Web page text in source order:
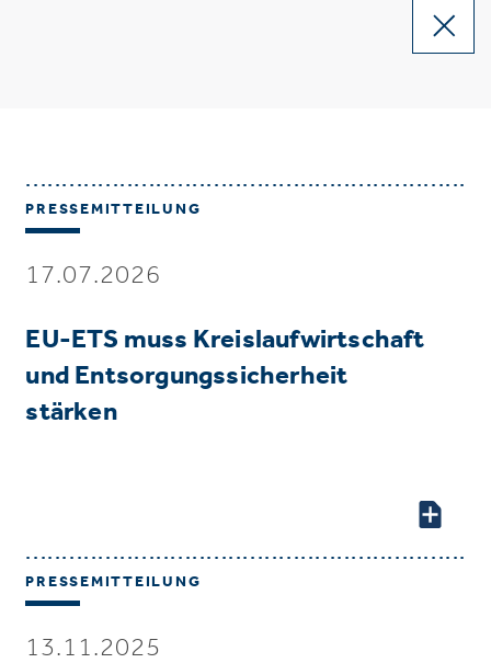
PRESSEMITTEILUNG
17.07.2026
EU-ETS muss Kreislaufwirtschaft
und Entsorgungssicherheit
stärken
PRESSEMITTEILUNG
13.11.2025